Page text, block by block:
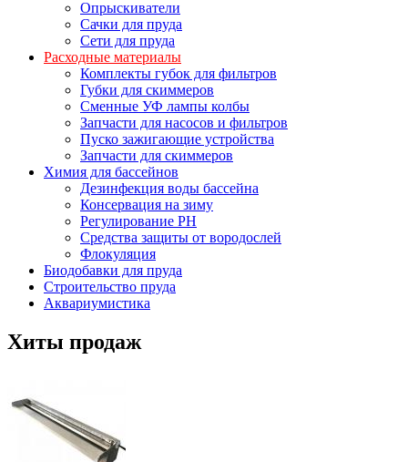
Опрыскиватели
Сачки для пруда
Сети для пруда
Расходные материалы
Комплекты губок для фильтров
Губки для скиммеров
Сменные УФ лампы колбы
Запчасти для насосов и фильтров
Пуско зажигающие устройства
Запчасти для скиммеров
Химия для бассейнов
Дезинфекция воды бассейна
Консервация на зиму
Регулирование PH
Средства защиты от вородослей
Флокуляция
Биодобавки для пруда
Строительство пруда
Аквариумистика
Хиты продаж